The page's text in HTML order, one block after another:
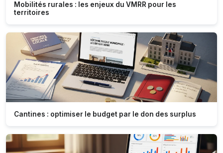
Mobilités rurales : les enjeux du VMRR pour les
territoires
Cantines : optimiser le budget par le don des surplus